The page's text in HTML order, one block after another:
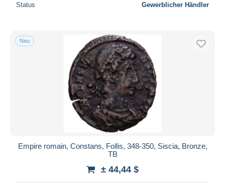
Status Gewerblicher Händler
Neu
Empire romain, Constans, Follis, 348-350, Siscia, Bronze,
TB
± 44,44 $